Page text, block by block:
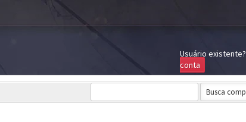
Usuário existente?
conta